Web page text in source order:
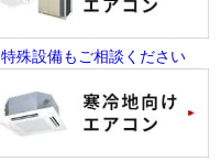
特殊設備もご相談ください